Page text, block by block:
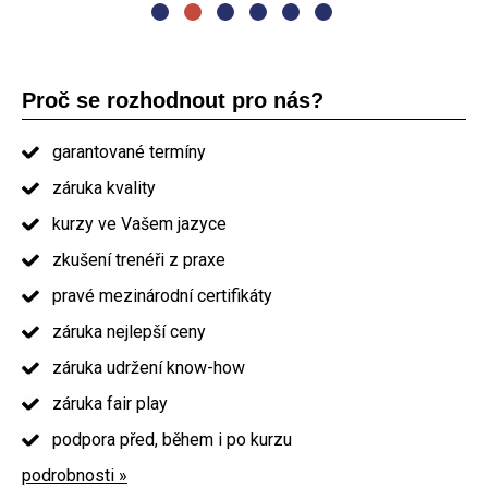
Proč se rozhodnout pro nás?
garantované termíny
záruka kvality
kurzy ve Vašem jazyce
zkušení trenéři z praxe
pravé mezinárodní certifikáty
záruka nejlepší ceny
záruka udržení know-how
záruka fair play
podpora před, během i po kurzu
podrobnosti »